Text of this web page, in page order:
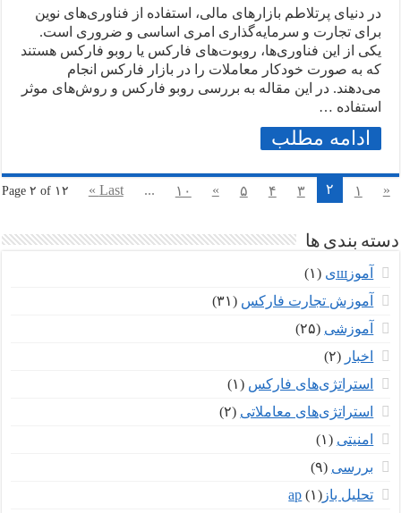
در دنیای پرتلاطم بازارهای مالی، استفاده از فناوری‌های نوین
برای تجارت و سرمایه‌گذاری امری اساسی و ضروری است.
یکی از این فناوری‌ها، روبوت‌های فارکس یا روبو فارکس هستند
که به صورت خودکار معاملات را در بازار فارکس انجام
می‌دهند. در این مقاله به بررسی روبو فارکس و روش‌های موثر
استفاده …
ادامه مطلب
Page ۲ of ۱۲ « ۱ ۲ ۳ ۴ ۵ » ۱۰ ...
Last »
دسته بندی ها
آموزшی
(۱)
آموزش تجارت فارکس (۳۱)
آموزشی (۲۵)
اخبار (۲)
استراتژی‌های فارکس (۱)
استراتژی‌های معاملاتی (۲)
امنیتی (۱)
بررسی (۹)
تحلیل بازар (۱)